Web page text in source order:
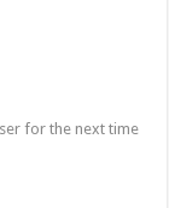
for the next time